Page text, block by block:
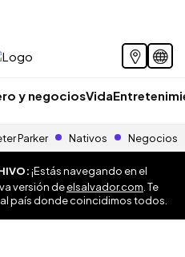
y negociosVida
Parker Nativos Negocios
¡Estás navegando en el
versión deelsalvador.com . Te
país donde coincidimos todos.